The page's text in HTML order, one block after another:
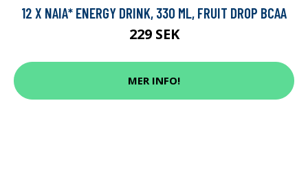
12 X NAIA* ENERGY DRINK, 330 ML, FRUIT DROP BCAA
229 SEK
MER INFO!